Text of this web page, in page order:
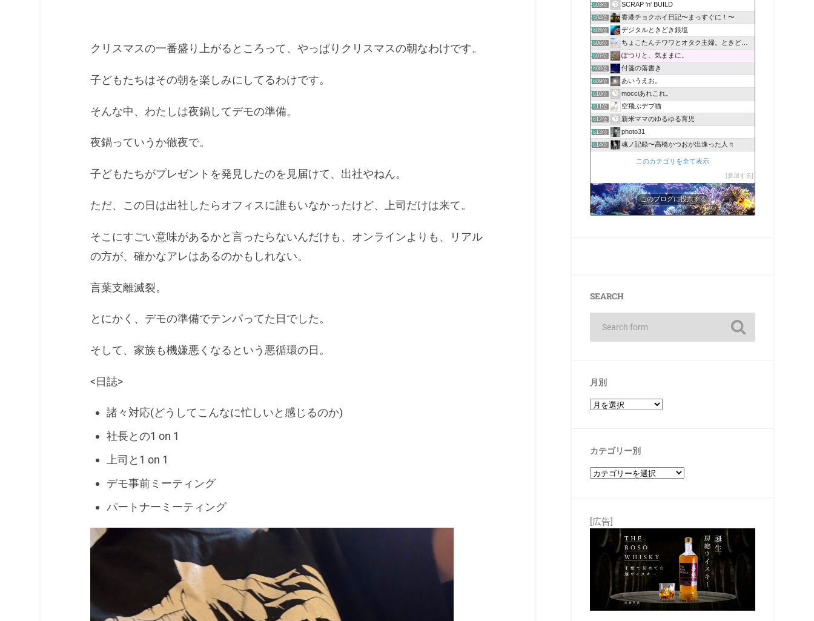
クリスマスの一番盛り上がるところって、やっぱりクリスマスの朝なわけです。
子どもたちはその朝を楽しみにしてるわけです。
そんな中、わたしは夜鍋してデモの準備。
夜鍋っていうか徹夜で。
子どもたちがプレゼントを発見したのを見届けて、出社やねん。
ただ、この日は出社したらオフィスに誰もいなかったけど、上司だけは来て。
そこにすごい意味があるかと言ったらないんだけも、オンラインよりも、リアル
の方が、確かなアレはあるのかもしれない。
言葉支離滅裂。
とにかく、デモの準備でテンパってた日でした。
そして、家族も機嫌悪くなるという悪循環の日。
<日誌>
諸々対応(どうしてこんなに忙しいと感じるのか)
社長との1 on 1
上司と1 on 1
デモ事前ミーティング
パートナーミーティング
603位 SCRAP 'n' BUILD
604位 香港チョクホイ日記〜まっすぐに！〜
605位 デジタルときどき銀塩
606位 ちょこたんチワワとオタク主婦。ときどきネイル
607位 ぽつりと、気ままに。
608位 付箋の落書き
609位 あいうえお。
610位 mocciあれこれ。
611位 空飛ぶデブ猫
612位 新米ママのゆるゆる育児
613位 photo31
614位 魂ノ記録〜高橋かつおが出逢った人々
このカテゴリを全て表示
参加する
このブログに投票する
SEARCH
月別
カテゴリー別
[広告]